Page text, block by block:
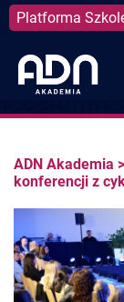
Platforma
content
ADN Akademia >
konferencji z